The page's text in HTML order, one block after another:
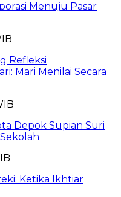
Menuju Pasar
Refleksi
Mari Menilai Secara
Depok Supian Suri
Ketika Ikhtiar